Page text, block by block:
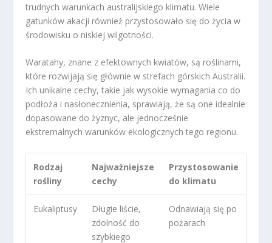
trudnych warunkach australijskiego klimatu. Wiele
gatunków akacji również przystosowało się do życia w
środowisku o niskiej wilgotności.
Waratahy, znane z efektownych kwiatów, są roślinami,
które rozwijają się głównie w strefach górskich Australii.
Ich unikalne cechy, takie jak wysokie wymagania co do
podłoża i nasłonecznienia, sprawiają, że są one idealnie
dopasowane do żyznyc, ale jednocześnie
ekstremalnych warunków ekologicznych tego regionu.
Rodzaj
rośliny
Najważniejsze
cechy
Przystosowanie
do klimatu
Eukaliptusy
Długie liście,
zdolność do
szybkiego
Odnawiają się po
pożarach